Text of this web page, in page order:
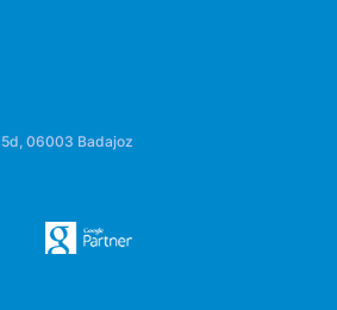
06003 Badajoz